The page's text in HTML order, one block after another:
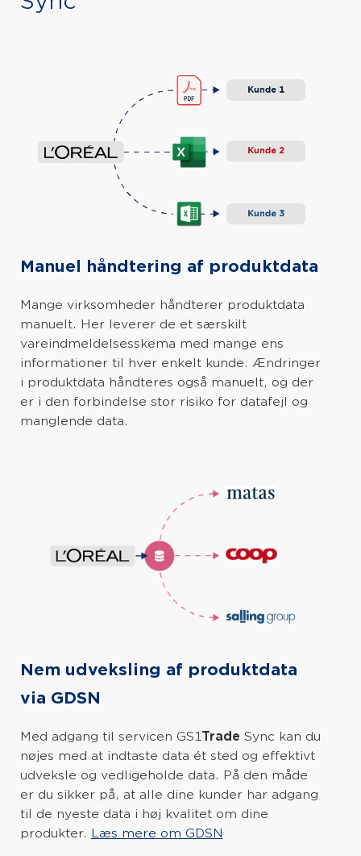
Manuel håndtering af produktdata
Mange virksomheder håndterer produktdata
manuelt. Her leverer de et særskilt
vareindmeldelsesskema med mange ens
informationer til hver enkelt kunde. Ændringer
i produktdata håndteres også manuelt, og der
er i den forbindelse stor risiko for datafejl og
manglende data.
Nem udveksling af produktdata
via GDSN
Med adgang til servicen GS1Trade Sync kan du
nøjes med at indtaste data ét sted og effektivt
udveksle og vedligeholde data. På den måde
er du sikker på, at alle dine kunder har adgang
til de nyeste data i høj kvalitet om dine
produkter. Læs mere om GDSN